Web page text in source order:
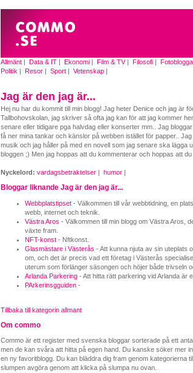
Allmänt | Data & IT | Ekonomi | Film & TV| Filosofi |
Politik | Resor | Sport | Vetenskap |
Jag är den jag är...
Hej nu har du kommit till min blogg! Jag heter Denice och jag är
Tallbohovskolan, jag skriver så ofta jag kan för att jag kommer
senare eller tidigare pga halvdag eller konserter mm.. Jag
få ner mina tankar och känslor på webben istället för papper..
musik och jag håller på med en novell som jag senare ska lägga
bloggen ;) Men jag hoppas att du kommenterar och hoppas att
Nyckelord: vardagsbetraktelser | humor |
Bloggar liknande Jag är den jag är...
Webbplatstipset - Välkommen till vår webbtidning, en
webb, internet och teknik.
Västra Aros - Välkommen till min blogg om Västra Aros,
växte fram.
NFT-konst - Nftkonst.
Glasmästare i Västerås - Att kunna njuta av sin uteplats
om, och det är precis vad ett företag i Västerås
uterum som förlänger säsongen och höjer både trivseln
Arlanda Parkering - Att hitta rätt parkering vid Arlanda är
PArkerinsgguiden -
Tillbaka till kategorin allmant
Om commo
Commo är ett register med svenska bloggar sorterade på ett
men de kan svåra att hitta på egen hand. Du kanske söker mer
en ny favoritblogg. Du kan bläddra dig fram genom kategorierna
slumpen avgöra genom att klicka på slumpa nu ovan.